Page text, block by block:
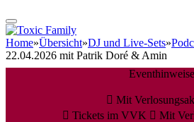
Home»Übersicht»DJ und Live-Sets»
22.04.2026 mit Patrik Doré & Amin
Eventhinweise
Mit
Tickets im VVK
Mit